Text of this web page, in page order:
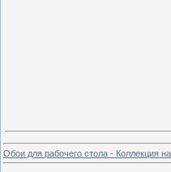
Обои для рабочего стола - Коллекция